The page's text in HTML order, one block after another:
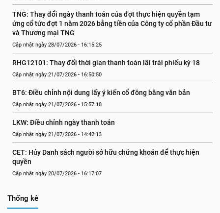
TNG: Thay đổi ngày thanh toán của đợt thực hiện quyền tạm
ứng cổ tức đợt 1 năm 2026 bằng tiền của Công ty cổ phần Đầu tư
và Thương mại TNG
Cập nhật ngày 28/07/2026 - 16:15:25
RHG12101: Thay đổi thời gian thanh toán lãi trái phiếu kỳ 18
Cập nhật ngày 21/07/2026 - 16:50:50
BT6: Điều chỉnh nội dung lấy ý kiến cổ đông bằng văn bản
Cập nhật ngày 21/07/2026 - 15:57:10
LKW: Điều chỉnh ngày thanh toán
Cập nhật ngày 21/07/2026 - 14:42:13
CET: Hủy Danh sách người sở hữu chứng khoán để thực hiện
quyền
Cập nhật ngày 20/07/2026 - 16:17:07
Thống kê